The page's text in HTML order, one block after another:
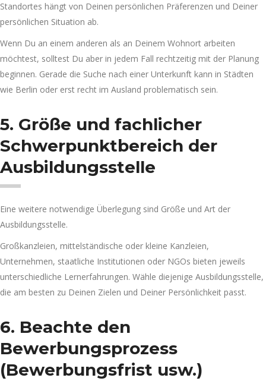
Standortes hängt von Deinen persönlichen Präferenzen und Deiner
persönlichen Situation ab.
Wenn Du an einem anderen als an Deinem Wohnort arbeiten
möchtest, solltest Du aber in jedem Fall rechtzeitig mit der Planung
beginnen. Gerade die Suche nach einer Unterkunft kann in Städten
wie Berlin oder erst recht im Ausland problematisch sein.
5. Größe und fachlicher
Schwerpunktbereich der
Ausbildungsstelle
Eine weitere notwendige Überlegung sind Größe und Art der
Ausbildungsstelle.
Großkanzleien, mittelständische oder kleine Kanzleien,
Unternehmen, staatliche Institutionen oder NGOs bieten jeweils
unterschiedliche Lernerfahrungen. Wähle diejenige Ausbildungsstelle,
die am besten zu Deinen Zielen und Deiner Persönlichkeit passt.
6. Beachte den
Bewerbungsprozess
(Bewerbungsfrist usw.)